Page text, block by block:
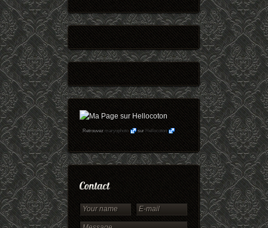
Retrouvezmaryophoto surHellocoton